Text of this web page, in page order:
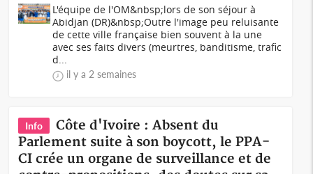
L'équipe de l'OM&nbsp;lors de son séjour à
Abidjan (DR)&nbsp;Outre l'image peu reluisante
de cette ville française bien souvent à la une
avec ses faits divers (meurtres, banditisme, trafic
d...
il y a 2 semaines
Info
Côte d'Ivoire : Absent du
Parlement suite à son boycott, le PPA-
CI crée un organe de surveillance et de